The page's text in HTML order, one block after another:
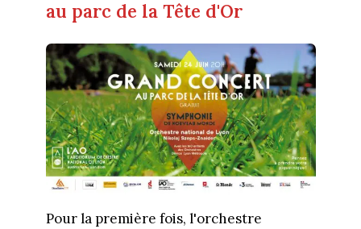
au parc de la Tête d'Or
Pour la première fois, l'orchestre